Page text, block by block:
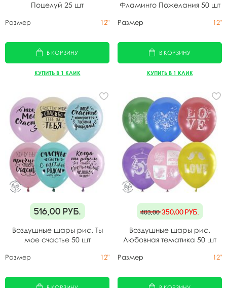
Поцелуй 25 шт
Размер 12"
В КОРЗИНУ
КУПИТЬ В 1 КЛИК
Фламинго Пожелания 50 шт
Размер 12"
В КОРЗИНУ
КУПИТЬ В 1 КЛИК
516,00 руб.
Воздушные шары рис. Ты
мое счастье 50 шт
Размер 12"
403,00350,00руб.
Воздушные шары рис.
Любовная тематика 50 шт
Размер 12"